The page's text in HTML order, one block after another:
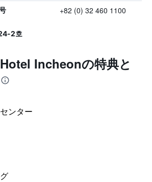
+82 (0) 32 460 1100
2호
Incheonの特典と
ンター